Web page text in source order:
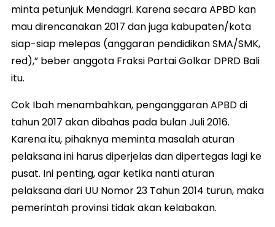
minta petunjuk Mendagri. Karena secara APBD kan
mau direncanakan 2017 dan juga kabupaten/kota
siap-siap melepas (anggaran pendidikan SMA/SMK,
red),” beber anggota Fraksi Partai Golkar DPRD Bali
itu.
Cok Ibah menambahkan, penganggaran APBD di
tahun 2017 akan dibahas pada bulan Juli 2016.
Karena itu, pihaknya meminta masalah aturan
pelaksana ini harus diperjelas dan dipertegas lagi ke
pusat. Ini penting, agar ketika nanti aturan
pelaksana dari UU Nomor 23 Tahun 2014 turun, maka
pemerintah provinsi tidak akan kelabakan.